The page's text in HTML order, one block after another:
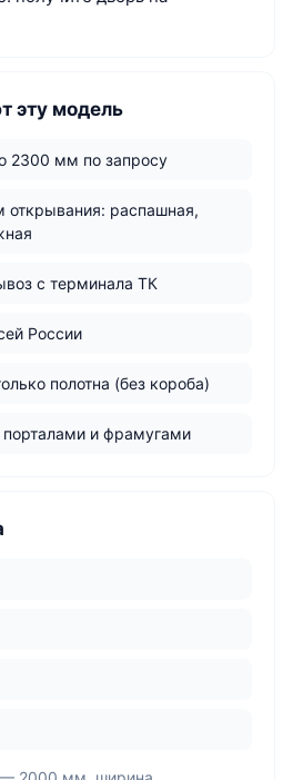
эту модель
2300 мм по запросу
открывания: распашная,
с терминала ТК
России
полотна (без короба)
и фрамугами